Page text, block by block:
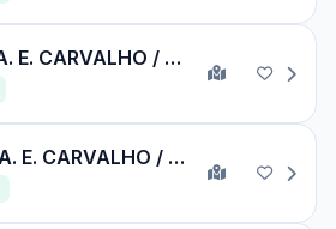
TERM. A. E. CARVALHO / OLIVEIRINHA
TERM. A. E. CARVALHO / VL. CISPER (CPTM USP)